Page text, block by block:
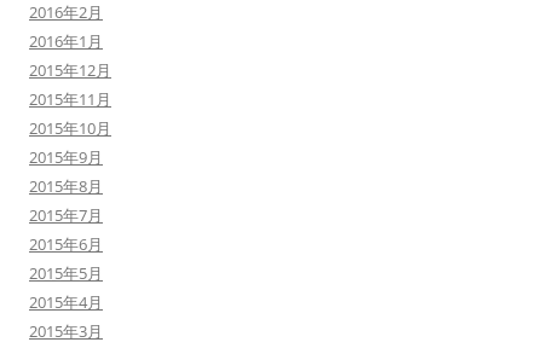
2016年2月
2016年1月
2015年12月
2015年11月
2015年10月
2015年9月
2015年8月
2015年7月
2015年6月
2015年5月
2015年4月
2015年3月